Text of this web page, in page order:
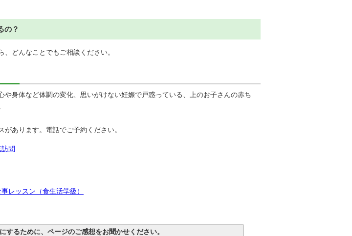
の？
、どんなことでもご相談ください。
や身体など体調の変化、思いがけない妊娠で戸惑っている、上のお子さんの赤ち
があります。電話でご予約ください。
問
レッスン（食生活学級）
するために、ページのご感想をお聞かせください。